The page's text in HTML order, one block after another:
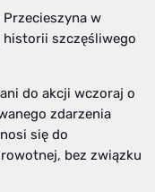
w
historii szczęśliwego
do akcji wczoraj o
zdarzenia
się do
bez związku